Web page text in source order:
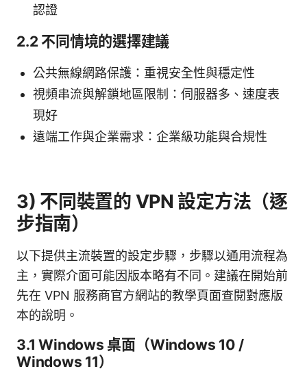
認證
2.2 不同情境的選擇建議
公共無線網路保護：重視安全性與穩定性
視頻串流與解鎖地區限制：伺服器多、速度表
現好
遠端工作與企業需求：企業級功能與合規性
3) 不同裝置的 VPN 設定方法（逐
步指南）
以下提供主流裝置的設定步驟，步驟以通用流程為
主，實際介面可能因版本略有不同。建議在開始前
先在 VPN 服務商官方網站的教學頁面查閱對應版
本的說明。
3.1 Windows 桌面（Windows 10 /
Windows 11）